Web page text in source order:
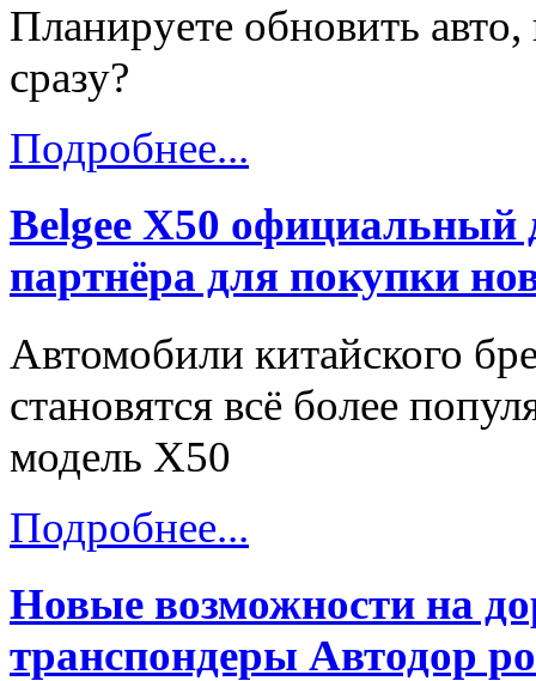
Планируете обновить
сразу?
Подробнее...
Belgee X50 официальный
партнёра для покупки
Автомобили китайского
становятся всё более
модель X50
Подробнее...
Новые возможности на
транспондеры Автодор